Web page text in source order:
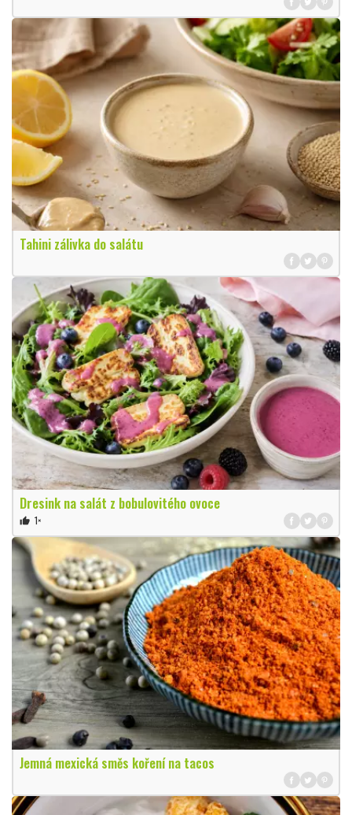
Tahini zálivka do salátu
Dresink na salát z bobulovitého ovoce
thumb_up 1×
Jemná mexická směs koření na tacos